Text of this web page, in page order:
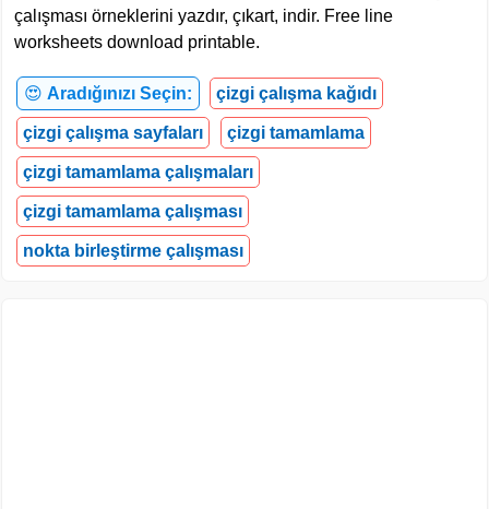
çalışması örneklerini yazdır, çıkart, indir. Free line
worksheets download printable.
😍 Aradığınızı Seçin: çizgi çalışma kağıdı
çizgi çalışma sayfaları çizgi tamamlama
çizgi tamamlama çalışmaları
çizgi tamamlama çalışması
nokta birleştirme çalışması